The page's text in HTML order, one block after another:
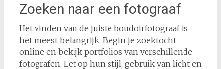
Zoeken naar een fotograaf
Het vinden van de juiste boudoirfotograaf is
het meest belangrijk. Begin je zoektocht
online en bekijk portfolios van verschillende
fotografen. Let op hun stijl, gebruik van licht en